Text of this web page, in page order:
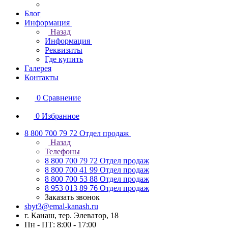
Блог
Информация
Назад
Информация
Реквизиты
Где купить
Галерея
Контакты
0 Сравнение
0 Избранное
8 800 700 79 72 Отдел продаж
Назад
Телефоны
8 800 700 79 72 Отдел продаж
8 800 700 41 99 Отдел продаж
8 800 700 53 88 Отдел продаж
8 953 013 89 76 Отдел продаж
Заказать звонок
sbyt3@emal-kanash.ru
г. Канаш, тер. Элеватор, 18
Пн - ПТ: 8:00 - 17:00